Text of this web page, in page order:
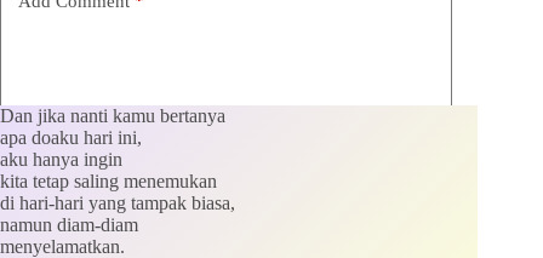
Save my name, email and website in this browser for the
next time I comment.
Dan jika nanti kamu bertanya
apa doaku hari ini,
aku hanya ingin
kita tetap saling menemukan
di hari-hari yang tampak biasa,
namun diam-diam
menyelamatkan.